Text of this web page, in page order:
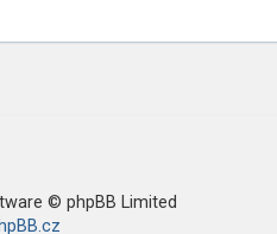
© phpBB Limited